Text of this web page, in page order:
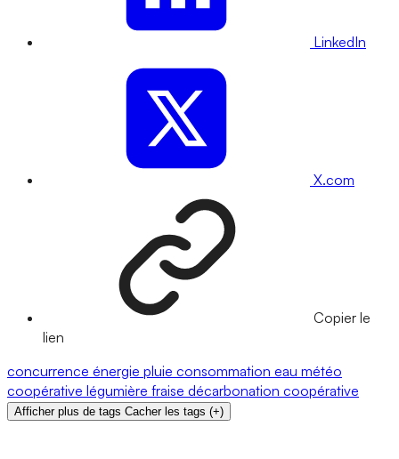
LinkedIn
X.com
Copier le
lien
concurrence énergie pluie consommation eau météo
coopérative légumière fraise décarbonation coopérative
Afficher plus de tags Cacher les tags (+)